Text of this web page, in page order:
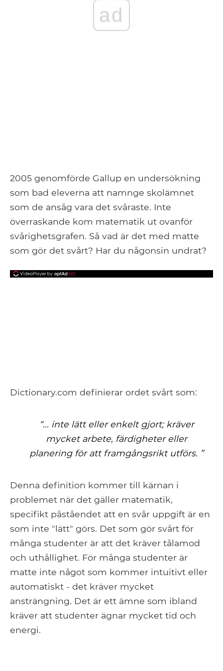
ad
2005 genomförde Gallup en undersökning
som bad eleverna att namnge skolämnet
som de ansåg vara det svåraste. Inte
överraskande kom matematik ut ovanför
svårighetsgrafen. Så vad är det med matte
som gör det svårt? Har du någonsin undrat?
Dictionary.com definierar ordet svårt som:
“... inte lätt eller enkelt gjort; kräver
mycket arbete, färdigheter eller
planering för att framgångsrikt utförs. ”
Denna definition kommer till kärnan i
problemet när det gäller matematik,
specifikt påståendet att en svår uppgift är en
som inte "lätt" görs. Det som gör svårt för
många studenter är att det kräver tålamod
och uthållighet. För många studenter är
matte inte något som kommer intuitivt eller
automatiskt - det kräver mycket
ansträngning. Det är ett ämne som ibland
kräver att studenter ägnar mycket tid och
energi.